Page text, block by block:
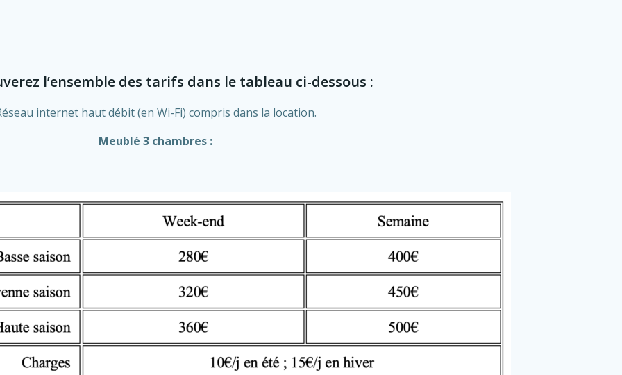
l’ensemble des tarifs dans le tableau ci-dessous :
internet haut débit (en Wi-Fi) compris dans la location.
Meublé 3 chambres :